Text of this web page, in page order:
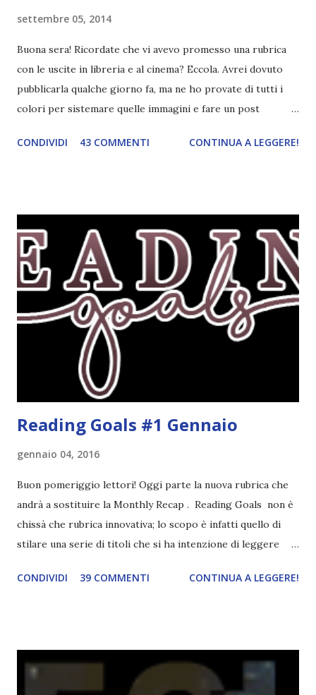
settembre 05, 2014
Buona sera! Ricordate che vi avevo promesso una rubrica
con le uscite in libreria e al cinema? Eccola. Avrei dovuto
pubblicarla qualche giorno fa, ma ne ho provate di tutti i
colori per sistemare quelle immagini e fare un post
leggere la trama cliccate sulla copertina. Vi ho segnalato
riguarda i suoi romanzi thriller. Per il momento sono
troppo fissata con questo genere ma ho letto pochi libri
thriller e vorrei davvero iniziarne qualcuno. Attraverso il
fuoco - Josephine Angeline \\ 19 settembre. Qualsiasi
libro cita anche soltanto "Salem" deve essere
assolutamente mio. Sono affascinata dalla storia delle
streghe di Salem e se oltre alle streghe aggiungiamo
mondi paralleli e gemelle malefiche, la mia curiosità monta
CONDIVIDI 43 COMMENTI CONTINUA A LEGGERE!
Reading Goals #1 Gennaio
gennaio 04, 2016
Buon pomeriggio lettori! Oggi parte la nuova rubrica che
andrà a sostituire la Monthly Recap . Reading Goals non è
chissà che rubrica innovativa; lo scopo è infatti quello di
stilare una serie di titoli che si ha intenzione di leggere
una rubrica per tenere sotto controllo le reading
spaziare con i generi letterari e non limitarmi al fantasy.
Per farvi un esempio nel 2015 mi sembra di aver letto
CONDIVIDI 39 COMMENTI CONTINUA A LEGGERE!